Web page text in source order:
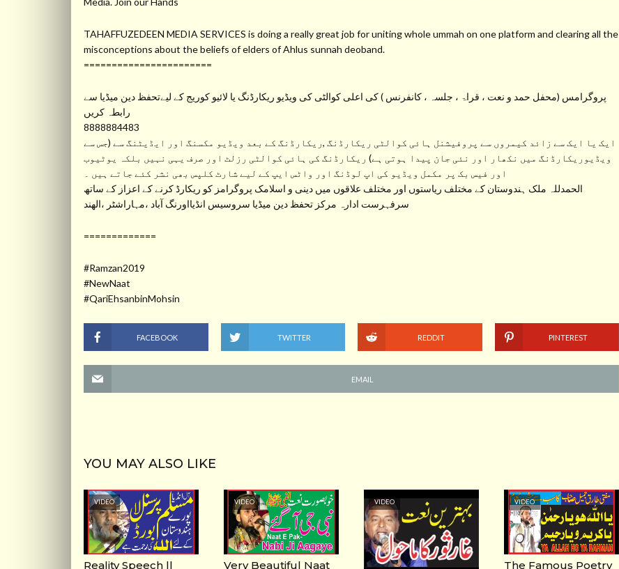
TAHAFFUZEDEEN MEDIA SERVICES is doing a really great job for uniting whole ummah on one platform and clearing all the
misconceptions about the beliefs of elders of Ahlus sunnah deoband.
=======================
پروگرامس (محفل حمد و نعت ، قراۃ ، جلسہ ، کانفرنس ) کی اعلی کوالٹی کی ویڈیو ریکارڈنگ یا لائیو کوریج کے لیےتحفظ دین میڈیا سے
رابطہ کریں
8888884483
ایک یا ایک سے زائد کیمروں سے پروفیشنل ہائی کوالٹی ریکارڈنگ ,ریکارڈنگ کے بعد ویڈیو مکسنگ اور ایڈیٹنگ سے (جس سے
ویڈیوریکارڈنگ میں نکھار اور نئی جان پیدا ہوتی ہے) ریکارڈنگ کی ہائی کوالٹی رزلٹ اور صرف یہی نہیں بلکہ یوٹیوب
اور فیس بک پر مکمل ویڈیو کی اپ لوڈنگ اور واٹس ایپ کے لیے شارٹ کلپس بھی نشر کئے جاتے ہیں ۔
الحمدللہ ملک ہندوستان کے مختلف ریاستوں اور مختلف علاقوں میں دینی و اسلامک پروگرامز کو ریکارڈ کرنے کے اعزاز کے ساتھ
سرفہرست ادارہ مرکز تحفظ دین میڈیا سروسیس انڈیااورنگ آباد ،مہاراشٹر ،الھند
=============
#Ramzan2019
#NewNaat
#QariEhsanbinMohsin
FACEBOOK TWITTER REDDIT PINTEREST
EMAIL
YOU MAY ALSO LIKE
VIDEO
Reality Speech ||
VIDEO
Very Beautiful Naat
VIDEO VIDEO
The Famous Poetry